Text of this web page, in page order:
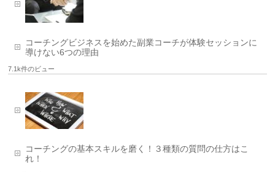
コーチングビジネスを始めた副業コーチが体験セッションに
導けない6つの理由
7.1k件のビュー
コーチングの基本スキルを磨く！３種類の質問の仕方はこ
れ！